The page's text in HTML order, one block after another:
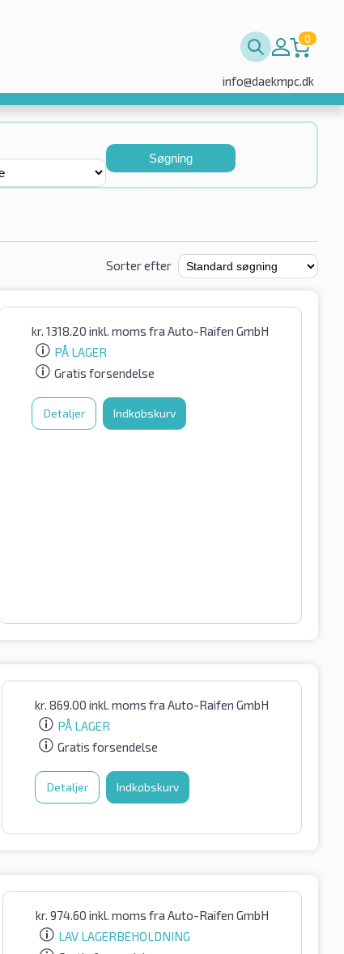
0
info@daekmpc.dk
Søgning
Sorter efter
kr. 1318.20 inkl. moms fra Auto-Raifen GmbH
PÅ LAGER
Gratis forsendelse
Detaljer Indkøbskurv
kr. 869.00 inkl. moms fra Auto-Raifen GmbH
PÅ LAGER
Gratis forsendelse
Detaljer Indkøbskurv
kr. 974.60 inkl. moms fra Auto-Raifen GmbH
LAV LAGERBEHOLDNING